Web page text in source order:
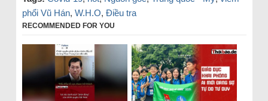
phổi Vũ Hán, W.H.O, Điều tra
RECOMMENDED FOR YOU